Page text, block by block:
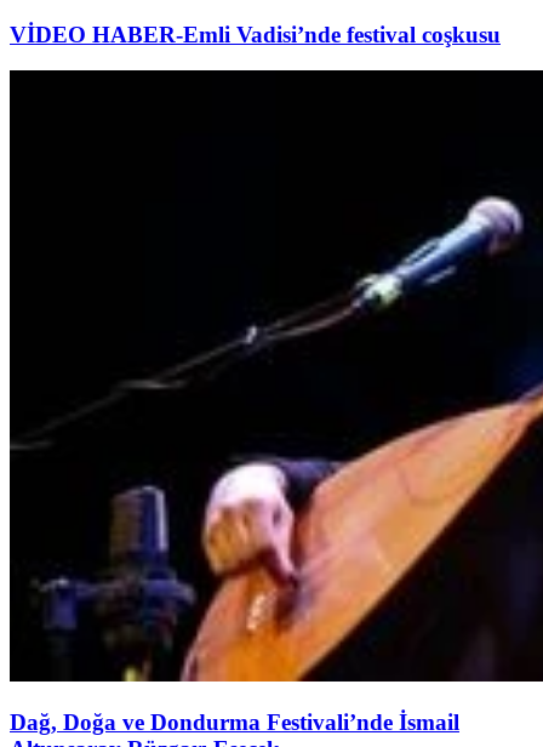
VİDEO HABER-Emli Vadisi’nde festival coşkusu
Dağ, Doğa ve Dondurma Festivali’nde İsmail